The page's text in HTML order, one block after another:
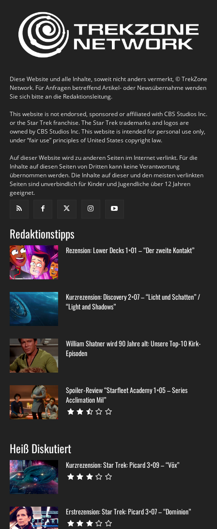
Diese Website und alle Inhalte, soweit nicht anders vermerkt, © TrekZone
Network. Für Anfragen betreffend Artikel- oder Newsübernahme wenden
Sie sich bitte an die Redaktionsleitung.
This website is not endorsed, sponsored or affiliated with CBS Studios Inc.
or the Star Trek franchise. The Star Trek trademarks and logos are
owned by CBS Studios Inc. This website is intended for personal use only,
under “fair use” principles of United States copyright law.
Auf dieser Website wird zu anderen Seiten im Internet verlinkt. Für die
Inhalte auf diesen Seiten von Dritten kann keine Verantwortung
übernommen werden. Die Inhalte auf dieser und den meisten verlinkten
Seiten sind unverbindlich für Kinder und Jugendliche über 12 Jahren
geeignet.
Redaktionstipps
Rezension: Lower Decks 1×01 – “Der zweite Kontakt”
Kurzrezension: Discovery 2×07 – “Licht und Schatten” /
“Light and Shadows”
William Shatner wird 90 Jahre alt: Unsere Top-10 Kirk-
Episoden
Spoiler-Review “Starfleet Academy 1×05 – Series
Acclimation Mil”
Heiß Diskutiert
Kurzrezension: Star Trek: Picard 3×09 – “Võx”
Erstrezension: Star Trek: Picard 3×07 – “Dominion”